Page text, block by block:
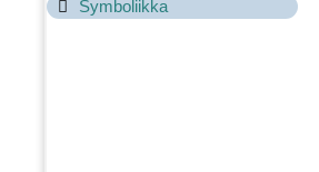
Symboliikka